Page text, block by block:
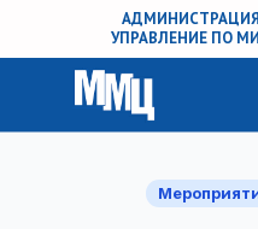
УПРАВЛЕНИЕ ПО